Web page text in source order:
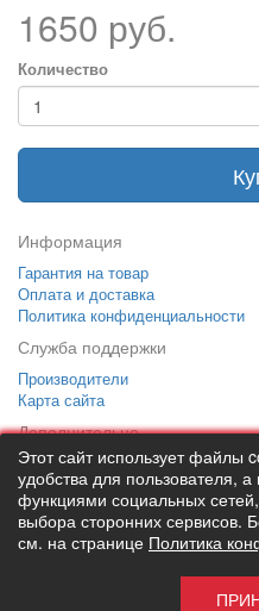
1650 руб.
Количество
Информация
Гарантия на товар
Оплата и доставка
Политика конфиденциальности
Служба поддержки
Производители
Карта сайта
Дополнительно
Тел: +7 (495) 646-82-95
Вся информация и цены на
не является
Этот сайт использует файлы
удобства для пользователя,
функциями социальных сетей,
выбора сторонних
см. на странице Политика